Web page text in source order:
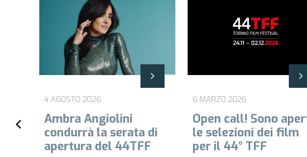
6 MARZO 2026
Open call! Sono aperte
le selezioni dei film
per il 44° TFF
27 GENNAIO 2026
44 TFF – Le date, la
Retrospettiva Marilyn
Monroe e la call